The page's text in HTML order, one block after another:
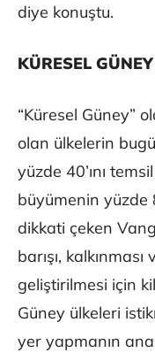
diye konuştu.
KÜRESEL GÜNEY
“Küresel Güney”
olan ülkelerin
yüzde 40’ını
büyümenin yüzde
dikkati çeken
barışı,
geliştirilmesi için
Güney ülkeleri
yer yapmanın